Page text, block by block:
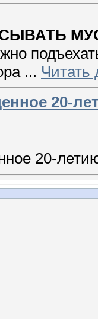
... Читать
20-
20-